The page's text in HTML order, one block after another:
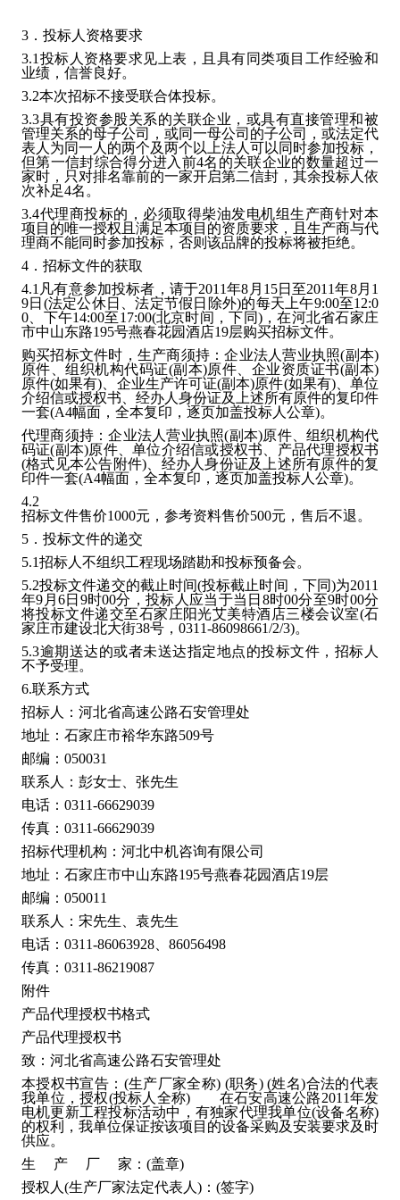
3．投标人资格要求
3.1投标人资格要求见上表，且具有同类项目工作经验和
业绩，信誉良好。
3.2本次招标不接受联合体投标。
3.3具有投资参股关系的关联企业，或具有直接管理和被
管理关系的母子公司，或同一母公司的子公司，或法定代
表人为同一人的两个及两个以上法人可以同时参加投标，
但第一信封综合得分进入前4名的关联企业的数量超过一
家时，只对排名靠前的一家开启第二信封，其余投标人依
次补足4名。
3.4代理商投标的，必须取得柴油发电机组生产商针对本
项目的唯一授权且满足本项目的资质要求，且生产商与代
理商不能同时参加投标，否则该品牌的投标将被拒绝。
4．招标文件的获取
4.1凡有意参加投标者，请于2011年8月15日至2011年8月1
9日(法定公休日、法定节假日除外)的每天上午9:00至12:0
0、下午14:00至17:00(北京时间，下同)，在河北省石家庄
市中山东路195号燕春花园酒店19层购买招标文件。
购买招标文件时，生产商须持：企业法人营业执照(副本)
原件、组织机构代码证(副本)原件、企业资质证书(副本)
原件(如果有)、企业生产许可证(副本)原件(如果有)、单位
介绍信或授权书、经办人身份证及上述所有原件的复印件
一套(A4幅面，全本复印，逐页加盖投标人公章)。
代理商须持：企业法人营业执照(副本)原件、组织机构代
码证(副本)原件、单位介绍信或授权书、产品代理授权书
(格式见本公告附件)、经办人身份证及上述所有原件的复
印件一套(A4幅面，全本复印，逐页加盖投标人公章)。
4.2
招标文件售价1000元，参考资料售价500元，售后不退。
5．投标文件的递交
5.1招标人不组织工程现场踏勘和投标预备会。
5.2投标文件递交的截止时间(投标截止时间，下同)为2011
年9月6日9时00分，投标人应当于当日8时00分至9时00分
将投标文件递交至石家庄阳光艾美特酒店三楼会议室(石
家庄市建设北大街38号，0311-86098661/2/3)。
5.3逾期送达的或者未送达指定地点的投标文件，招标人
不予受理。
6.联系方式
招标人：河北省高速公路石安管理处
地址：石家庄市裕华东路509号
邮编：050031
联系人：彭女士、张先生
电话：0311-66629039
传真：0311-66629039
招标代理机构：河北中机咨询有限公司
地址：石家庄市中山东路195号燕春花园酒店19层
邮编：050011
联系人：宋先生、袁先生
电话：0311-86063928、86056498
传真：0311-86219087
附件
产品代理授权书格式
产品代理授权书
致：河北省高速公路石安管理处
本授权书宣告：(生产厂家全称) (职务) (姓名)合法的代表
我单位，授权(投标人全称) 在石安高速公路2011年发
电机更新工程投标活动中，有独家代理我单位(设备名称)
的权利，我单位保证按该项目的设备采购及安装要求及时
供应。
生 产 厂 家：(盖章)
授权人(生产厂家法定代表人)：(签字)